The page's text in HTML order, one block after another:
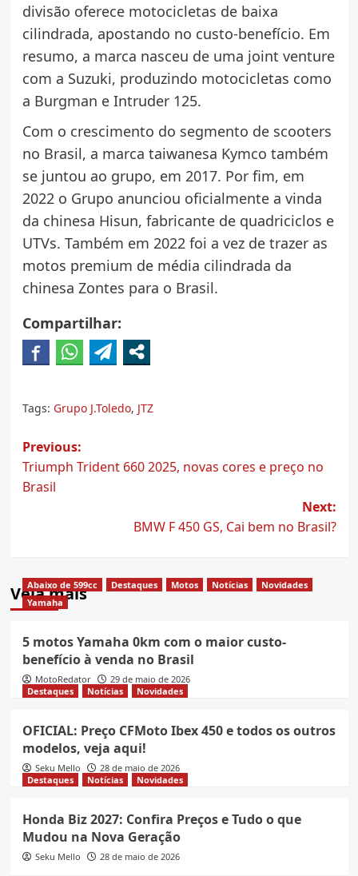
divisão oferece motocicletas de baixa
cilindrada, apostando no custo-benefício. Em
resumo, a marca nasceu de uma joint venture
com a Suzuki, produzindo motocicletas como
a Burgman e Intruder 125.
Com o crescimento do segmento de scooters
no Brasil, a marca taiwanesa Kymco também
se juntou ao grupo, em 2017. Por fim, em
2022 o Grupo anunciou oficialmente a vinda
da chinesa Hisun, fabricante de quadriciclos e
UTVs. Também em 2022 foi a vez de trazer as
motos premium de média cilindrada da
chinesa Zontes para o Brasil.
Compartilhar:
Tags: Grupo J.Toledo, JTZ
Post
navigation
Previous:
Triumph Trident 660 2025, novas cores e preço no
Brasil
Next:
BMW F 450 GS, Cai bem no Brasil?
Veja mais
Abaixo de 599cc Destaques Motos Notícias
Novidades
Yamaha
5 motos Yamaha 0km com o maior custo-
benefício à venda no Brasil
MotoRedator
29 de maio de 2026
Destaques
Notícias Novidades
OFICIAL: Preço CFMoto Ibex 450 e todos os outros
modelos, veja aqui!
Seku Mello
28 de maio de 2026
Destaques
Notícias Novidades
Honda Biz 2027: Confira Preços e Tudo o que
Mudou na Nova Geração
Seku Mello 28 de maio de 2026